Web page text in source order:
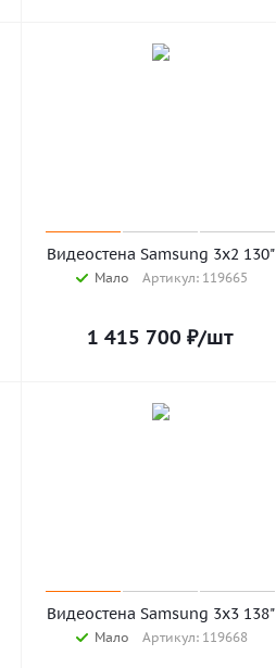
Видеостена Samsung 3x2 130"
Мало Артикул: 119665
1 415 700 ₽/шт
Видеостена Samsung 3x3 138"
Мало Артикул: 119668